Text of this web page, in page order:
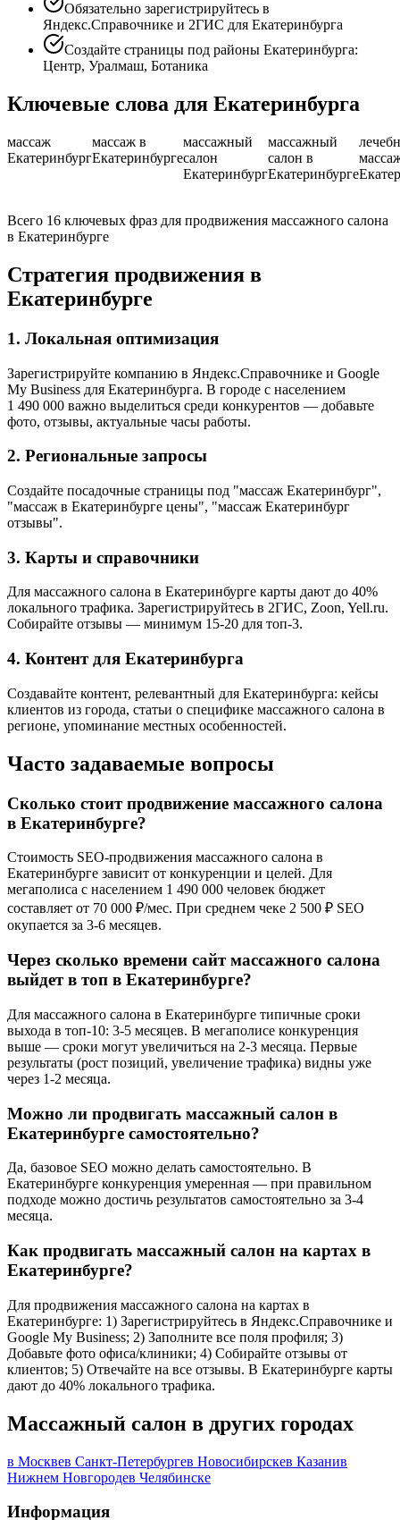
Обязательно зарегистрируйтесь в
Яндекс.Справочнике и 2ГИС для Екатеринбурга
Создайте страницы под районы Екатеринбурга:
Центр, Уралмаш, Ботаника
Ключевые слова для Екатеринбурга
массаж
Екатеринбург
массаж в
Екатеринбурге
массажный
салон
Екатеринбург
массажный
салон в
Екатеринбурге
Всего 16 ключевых фраз для продвижения массажного салона
в Екатеринбурге
Стратегия продвижения в
Екатеринбурге
1. Локальная оптимизация
Зарегистрируйте компанию в Яндекс.Справочнике и Google
My Business для Екатеринбурга. В городе с населением
1 490 000 важно выделиться среди конкурентов — добавьте
фото, отзывы, актуальные часы работы.
2. Региональные запросы
Создайте посадочные страницы под "массаж Екатеринбург",
"массаж в Екатеринбурге цены", "массаж Екатеринбург
отзывы".
3. Карты и справочники
Для массажного салона в Екатеринбурге карты дают до 40%
локального трафика. Зарегистрируйтесь в 2ГИС, Zoon, Yell.ru.
Собирайте отзывы — минимум 15-20 для топ-3.
4. Контент для Екатеринбурга
Создавайте контент, релевантный для Екатеринбурга: кейсы
клиентов из города, статьи о специфике массажного салона в
регионе, упоминание местных особенностей.
Часто задаваемые вопросы
Сколько стоит продвижение массажного салона
в Екатеринбурге?
Стоимость SEO-продвижения массажного салона в
Екатеринбурге зависит от конкуренции и целей. Для
мегаполиса с населением 1 490 000 человек бюджет
составляет от 70 000 ₽/мес. При среднем чеке 2 500 ₽ SEO
окупается за 3-6 месяцев.
Через сколько времени сайт массажного салона
выйдет в топ в Екатеринбурге?
Для массажного салона в Екатеринбурге типичные сроки
выхода в топ-10: 3-5 месяцев. В мегаполисе конкуренция
выше — сроки могут увеличиться на 2-3 месяца. Первые
результаты (рост позиций, увеличение трафика) видны уже
через 1-2 месяца.
Можно ли продвигать массажный салон в
Екатеринбурге самостоятельно?
Да, базовое SEO можно делать самостоятельно. В
Екатеринбурге конкуренция умеренная — при правильном
подходе можно достичь результатов самостоятельно за 3-4
месяца.
Как продвигать массажный салон на картах в
Екатеринбурге?
Для продвижения массажного салона на картах в
Екатеринбурге: 1) Зарегистрируйтесь в Яндекс.Справочнике и
Google My Business; 2) Заполните все поля профиля; 3)
Добавьте фото офиса/клиники; 4) Собирайте отзывы от
клиентов; 5) Отвечайте на все отзывы. В Екатеринбурге карты
дают до 40% локального трафика.
Массажный салон в других городах
в Москвев Санкт-Петербургев Новосибирскев Казанив
Нижнем Новгородев Челябинске
Информация